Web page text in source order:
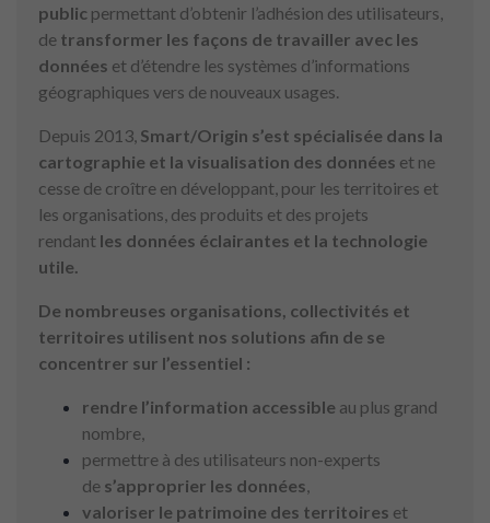
public permettant d’obtenir l’adhésion des utilisateurs,
de transformer les façons de travailler avec les
données et d’étendre les systèmes d’informations
géographiques vers de nouveaux usages.
Depuis 2013, Smart/Origin s’est spécialisée dans la
cartographie et la visualisation des données et ne
cesse de croître en développant, pour les territoires et
les organisations, des produits et des projets
rendant les données éclairantes et la technologie
utile.
De nombreuses organisations, collectivités et
territoires utilisent nos solutions afin de se
concentrer sur l’essentiel :
rendre l’information accessible au plus grand
nombre,
permettre à des utilisateurs non-experts
de s’approprier les données,
valoriser le patrimoine des territoires et